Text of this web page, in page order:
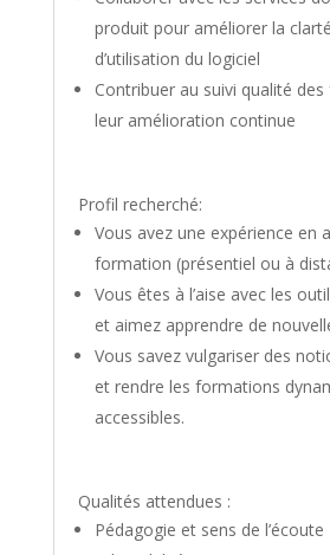
produit pour améliorer la
d’utilisation du logiciel
Contribuer au suivi qualité
leur amélioration continue
Profil recherché:
Vous avez une expérience en
formation (présentiel ou à
Vous êtes à l’aise avec les
et aimez apprendre de
Vous savez vulgariser des
et rendre les formations
accessibles.
Qualités attendues :
Pédagogie et sens de l’écoute